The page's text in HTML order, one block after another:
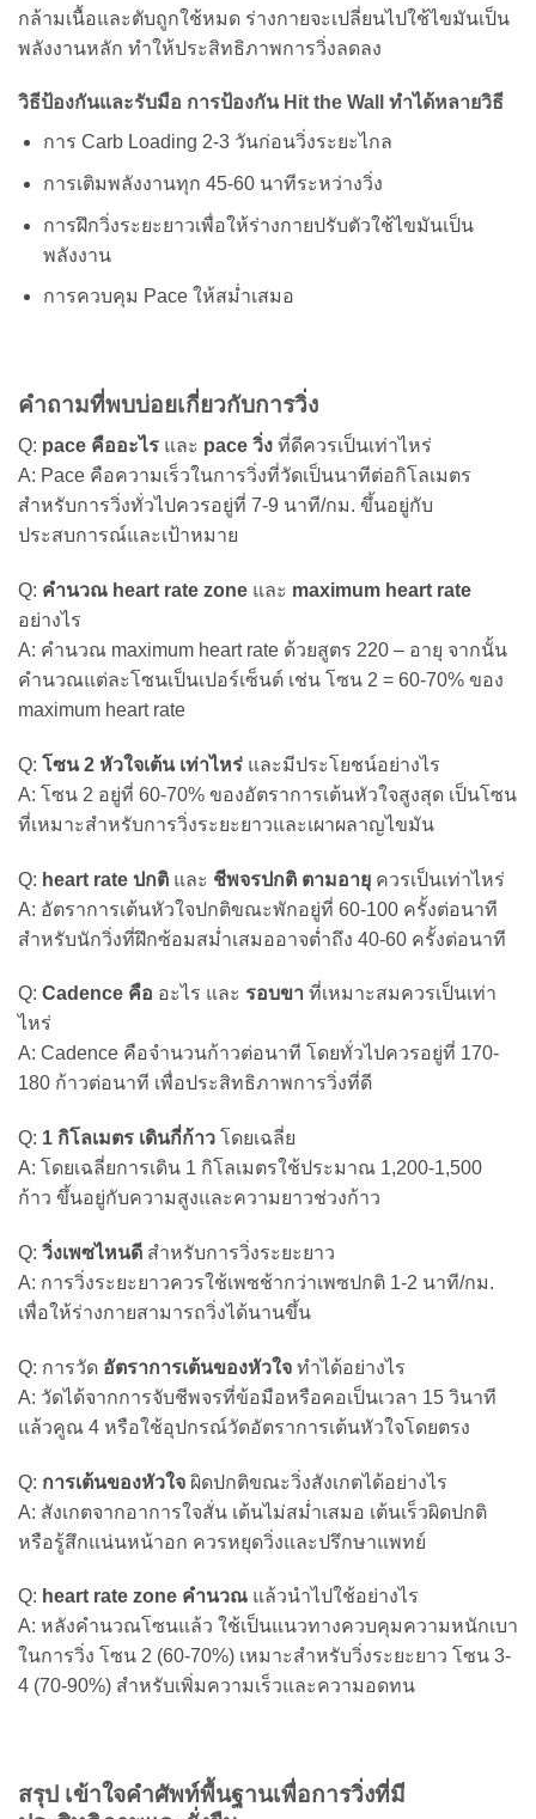
กล้ามเนื้อและตับถูกใช้หมด ร่างกายจะเปลี่ยนไปใช้ไขมันเป็น
พลังงานหลัก ทำให้ประสิทธิภาพการวิ่งลดลง
วิธีป้องกันและรับมือ การป้องกัน Hit the Wall ทำได้หลายวิธี
การ Carb Loading 2-3 วันก่อนวิ่งระยะไกล
การเติมพลังงานทุก 45-60 นาทีระหว่างวิ่ง
การฝึกวิ่งระยะยาวเพื่อให้ร่างกายปรับตัวใช้ไขมันเป็น
พลังงาน
การควบคุม Pace ให้สม่ำเสมอ
คำถามที่พบบ่อยเกี่ยวกับการวิ่ง
Q: pace คืออะไร และ pace วิ่ง ที่ดีควรเป็นเท่าไหร่
A: Pace คือความเร็วในการวิ่งที่วัดเป็นนาทีต่อกิโลเมตร
สำหรับการวิ่งทั่วไปควรอยู่ที่ 7-9 นาที/กม. ขึ้นอยู่กับ
ประสบการณ์และเป้าหมาย
Q: คํานวณ heart rate zone และ maximum heart rate
อย่างไร
A: คำนวณ maximum heart rate ด้วยสูตร 220 – อายุ จากนั้น
คำนวณแต่ละโซนเป็นเปอร์เซ็นต์ เช่น โซน 2 = 60-70% ของ
maximum heart rate
Q: โซน 2 หัวใจเต้น เท่าไหร่ และมีประโยชน์อย่างไร
A: โซน 2 อยู่ที่ 60-70% ของอัตราการเต้นหัวใจสูงสุด เป็นโซน
ที่เหมาะสำหรับการวิ่งระยะยาวและเผาผลาญไขมัน
Q: heart rate ปกติ และ ชีพจรปกติ ตามอายุ ควรเป็นเท่าไหร่
A: อัตราการเต้นหัวใจปกติขณะพักอยู่ที่ 60-100 ครั้งต่อนาที
สำหรับนักวิ่งที่ฝึกซ้อมสม่ำเสมออาจต่ำถึง 40-60 ครั้งต่อนาที
Q: Cadence คือ อะไร และ รอบขา ที่เหมาะสมควรเป็นเท่า
ไหร่
A: Cadence คือจำนวนก้าวต่อนาที โดยทั่วไปควรอยู่ที่ 170-
180 ก้าวต่อนาที เพื่อประสิทธิภาพการวิ่งที่ดี
Q: 1 กิโลเมตร เดินกี่ก้าว โดยเฉลี่ย
A: โดยเฉลี่ยการเดิน 1 กิโลเมตรใช้ประมาณ 1,200-1,500
ก้าว ขึ้นอยู่กับความสูงและความยาวช่วงก้าว
Q: วิ่งเพซไหนดี สำหรับการวิ่งระยะยาว
A: การวิ่งระยะยาวควรใช้เพซช้ากว่าเพซปกติ 1-2 นาที/กม.
เพื่อให้ร่างกายสามารถวิ่งได้นานขึ้น
Q: การวัด อัตราการเต้นของหัวใจ ทำได้อย่างไร
A: วัดได้จากการจับชีพจรที่ข้อมือหรือคอเป็นเวลา 15 วินาที
แล้วคูณ 4 หรือใช้อุปกรณ์วัดอัตราการเต้นหัวใจโดยตรง
Q: การเต้นของหัวใจ ผิดปกติขณะวิ่งสังเกตได้อย่างไร
A: สังเกตจากอาการใจสั่น เต้นไม่สม่ำเสมอ เต้นเร็วผิดปกติ
หรือรู้สึกแน่นหน้าอก ควรหยุดวิ่งและปรึกษาแพทย์
Q: heart rate zone คํานวณ แล้วนำไปใช้อย่างไร
A: หลังคำนวณโซนแล้ว ใช้เป็นแนวทางควบคุมความหนักเบา
ในการวิ่ง โซน 2 (60-70%) เหมาะสำหรับวิ่งระยะยาว โซน 3-
4 (70-90%) สำหรับเพิ่มความเร็วและความอดทน
สรุป เข้าใจคำศัพท์พื้นฐานเพื่อการวิ่งที่มี